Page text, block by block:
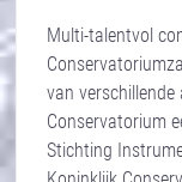
Multi-talentvol
van
Conservatorium
Stichting